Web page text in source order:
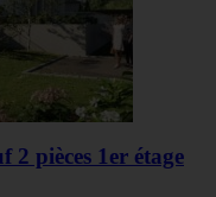
2 pièces 1er étage